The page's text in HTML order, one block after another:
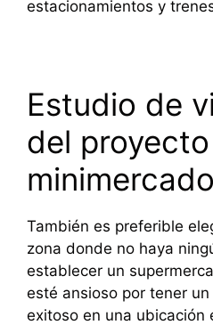
estacionamientos y
Estudio de
del
minimercado
También es preferible
zona donde no haya
establecer un
esté ansioso por tener
exitoso en una ubicación